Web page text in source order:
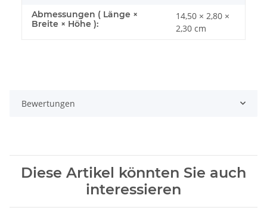
Abmessungen ( Länge ×
Breite × Höhe ):
14,50 × 2,80 ×
2,30 cm
Bewertungen
Diese Artikel könnten Sie auch
interessieren